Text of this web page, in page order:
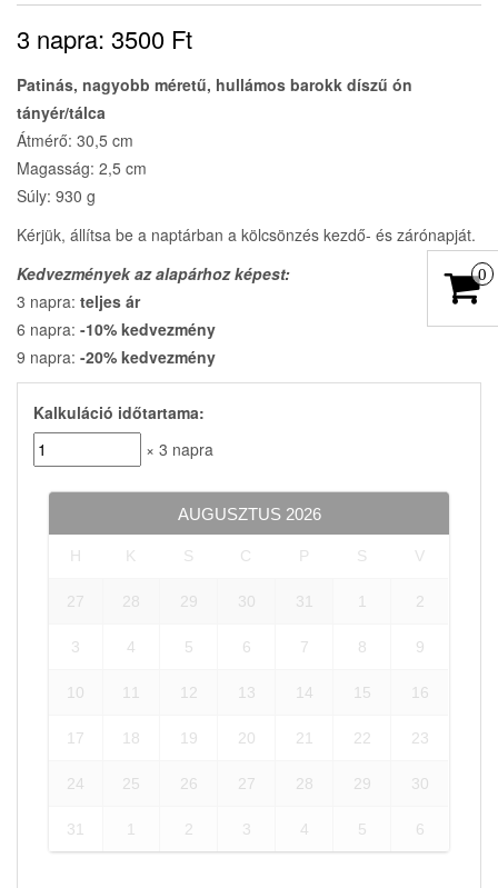
3 napra: 3500 Ft
Patinás, nagyobb méretű, hullámos barokk díszű ón
tányér/tálca
Átmérő: 30,5 cm
Magasság: 2,5 cm
Súly: 930 g
Kérjük, állítsa be a naptárban a kölcsönzés kezdő- és zárónapját.
Kedvezmények az alapárhoz képest:
3 napra: teljes ár
6 napra: -10% kedvezmény
9 napra: -20% kedvezmény
Kalkuláció időtartama:
× 3 napra
AUGUSZTUS 2026
H K S C P S V
27 28 29 30 31 1 2
3 4 5 6 7 8 9
10 11 12 13 14 15 16
17 18 19 20 21 22 23
24 25 26 27 28 29 30
31 1 2 3 4 5 6
0